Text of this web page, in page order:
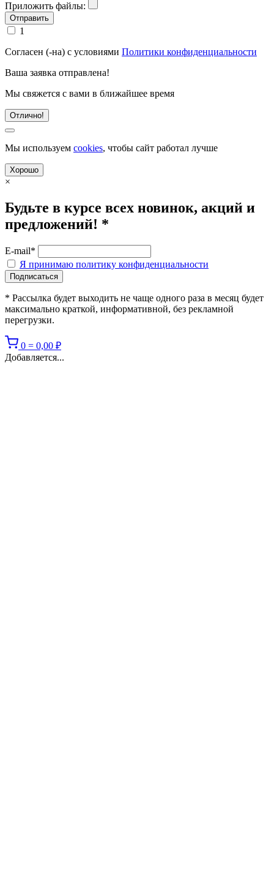
Приложить файлы:
1
Согласен (-на) с условиями Политики конфиденциальности
Ваша заявка отправлена!
Мы свяжется с вами в ближайшее время
Отлично!
Мы используем cookies, чтобы сайт работал лучше
Хорошо
×
Будьте в курсе всех новинок, акций и
предложений! *
E-mail*
Я принимаю политику конфиденциальности
* Рассылка будет выходить не чаще одного раза в месяц будет
максимально краткой, информативной, без рекламной
перегрузки.
0 = 0,00 ₽
Добавляется...